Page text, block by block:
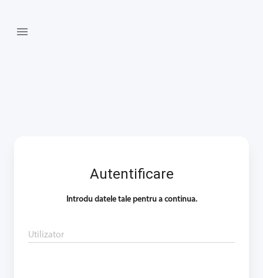

Autentificare
Introdu datele tale pentru a continua.
Utilizator